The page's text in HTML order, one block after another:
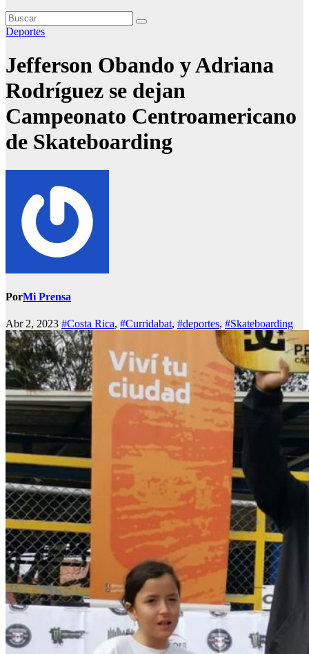
Deportes
Jefferson Obando y Adriana
Rodríguez se dejan
Campeonato Centroamericano
de Skateboarding
PorMi Prensa
Abr 2, 2023 #Costa Rica, #Curridabat, #deportes, #Skateboarding